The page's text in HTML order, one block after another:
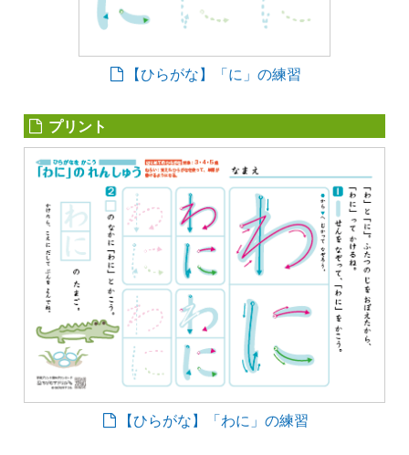
【ひらがな】「に」の練習
プリント
【ひらがな】「わに」の練習